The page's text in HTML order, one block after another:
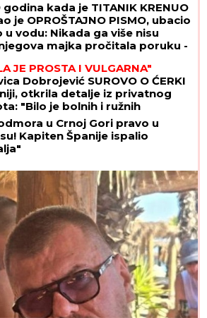
kada je TITANIK KRENUO
je OPROŠTAJNO PISMO, ubacio
u vodu: Nikada ga više nisu
majka pročitala poruku -
JE PROSTA I VULGARNA"
Dobrojević SUROVO O ĆERKI
otkrila detalje iz privatnog
"Bilo je bolnih i ružnih
u Crnoj Gori pravo u
Kapiten Španije ispalio